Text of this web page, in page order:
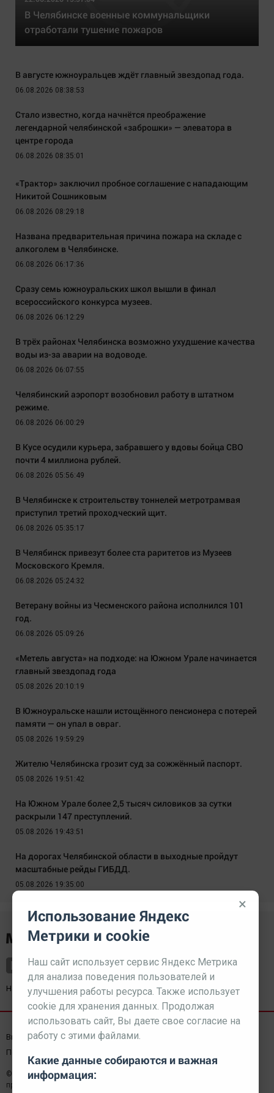
В Челябинске военные коммунальщики
отработали тушение пожаров
В августе южноуральцев ждёт главный звездопад года.
06.08.2026 08:38:53
Стало известно, когда начнётся преображение
легендарной челябинской «заброшки» — элеватора в
центре города
06.08.2026 08:35:01
«Трактор» заключил пробное соглашение с нападающим
Никитой Сошниковым
06.08.2026 08:29:18
Названа предварительная причина пожара на складе с
алкоголем в Челябинске.
06.08.2026 06:17:36
Сразу семь южноуральских школ вышли в финал
всероссийского конкурса музеев.
06.08.2026 06:12:29
В трёх районах Челябинска возможно ухудшение качества
воды из-за аварии на водоводе.
06.08.2026 06:07:55
Челябинский аэропорт возобновил работу в штатном
режиме.
06.08.2026 06:00:29
В Кусе осудили курьера, забравшего у вдовы бойца СВО
почти 4 миллиона рублей.
06.08.2026 05:56:49
В Челябинске к строительству тоннелей метротрамвая
приступил третий проходческий щит.
06.08.2026 05:35:17
В Челябинск привезут более ста раритетов из Музеев
Московского Кремля.
06.08.2026 05:24:32
Ветерану войны из Чесменского района исполнился 101
год.
06.08.2026 05:09:26
«Метель августа» на подходе: на Южном Урале начинается
главный звездопад года
05.08.2026 20:10:19
В Южноуральске нашли истощённого пенсионера с потерей
памяти — он упал в овраг.
05.08.2026 19:59:29
Жителю Челябинска грозит суд за сожжённый паспорт.
05.08.2026 19:51:42
На Южном Урале более 2,5 тысяч силовиков за сутки
раскрыли 147 преступлений.
05.08.2026 19:43:51
На дорогах Челябинской области в выходные пройдут
масштабные рейды ГИБДД.
05.08.2026 19:35:00
Наш партнерkurorty-sochi.ru
Выходные данные СМИ Реклама
Пользовательское соглашение
© 2026 МЕДИАЗАВОД — Сайт может содержать контент,
предназначенный для лиц 18+
×
Использование Яндекс
Метрики и cookie
Наш сайт использует сервис Яндекс Метрика
для анализа поведения пользователей и
улучшения работы ресурса. Также использует
cookie для хранения данных. Продолжая
использовать сайт, Вы даете свое согласие на
работу с этими файлами.
Какие данные собираются и важная
информация: